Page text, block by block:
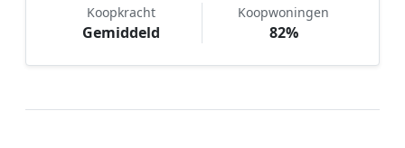
Koopkracht
Gemiddeld
Koopwoningen
82%